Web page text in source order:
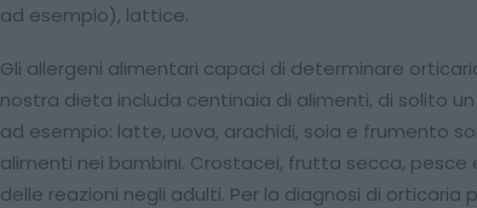
ad esempio), lattice.
Gli allergeni alimentari capaci di determinare
nostra dieta includa centinaia di alimenti, di solito
ad esempio: latte, uova, arachidi, soia e frumento
alimenti nei bambini. Crostacei, frutta secca, pesce
delle reazioni negli adulti. Per la diagnosi di